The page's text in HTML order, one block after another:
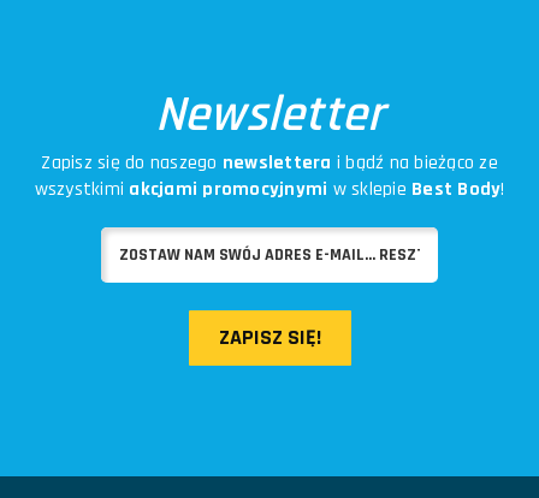
Newsletter
Zapisz się do naszego newslettera i bądź na bieżąco ze
wszystkimi akcjami promocyjnymi w sklepie Best Body!
ZAPISZ SIĘ!